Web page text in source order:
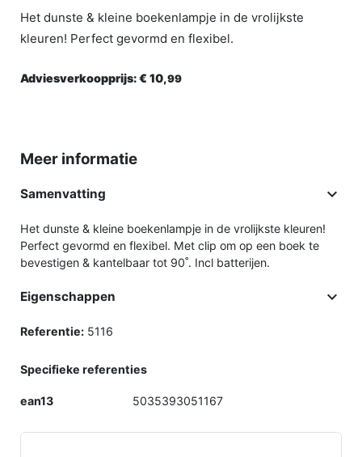
Het dunste & kleine boekenlampje in de vrolijkste
kleuren! Perfect gevormd en flexibel.
Adviesverkoopprijs:€ 10,99
Meer informatie
Samenvatting 
Het dunste & kleine boekenlampje in de vrolijkste kleuren!
Perfect gevormd en flexibel. Met clip om op een boek te
bevestigen & kantelbaar tot 90˚. Incl batterijen.
Eigenschappen 
Referentie: 5116
Specifieke referenties
ean13 5035393051167